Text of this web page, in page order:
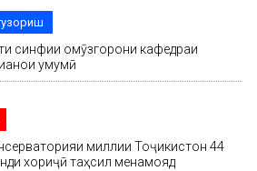
синфии омӯзгорони кафедраи
умумӣ
миллии Тоҷикистон 44
хориҷӣ таҳсил менамояд